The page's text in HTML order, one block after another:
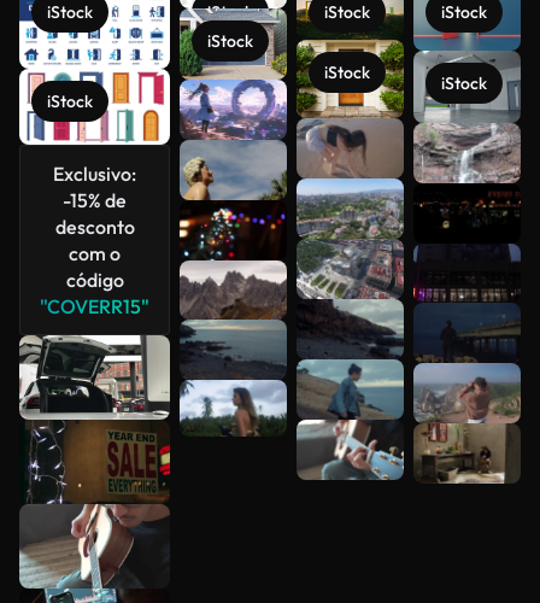
iStock
iStock
Exclusivo:
-15% de
desconto
com o
código
"COVERR15"
iStock
iStock
iStock
iStock
iStock
iStock
Veja mais